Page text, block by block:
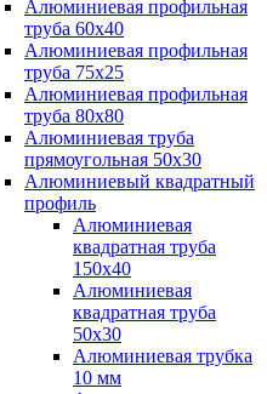
Алюминиевая профильная
труба 60х40
Алюминиевая профильная
труба 75х25
Алюминиевая профильная
труба 80х80
Алюминиевая труба
прямоугольная 50х30
Алюминиевый квадратный
профиль
Алюминиевая
квадратная труба
150х40
Алюминиевая
квадратная труба
50х30
Алюминиевая трубка
10 мм